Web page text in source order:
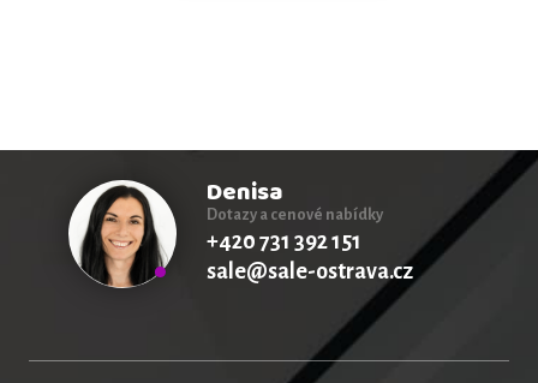
Denisa
Dotazy a cenové nabídky
+420 731 392 151
sale@sale-ostrava.cz